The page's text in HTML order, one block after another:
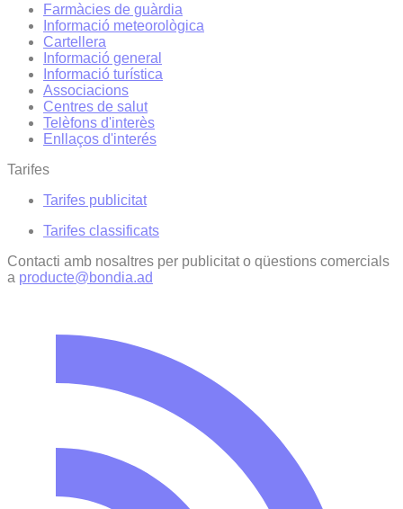
Farmàcies de guàrdia
Informació meteorològica
Cartellera
Informació general
Informació turística
Associacions
Centres de salut
Telèfons d'interès
Enllaços d'interés
Tarifes
Tarifes publicitat
Tarifes classificats
Contacti amb nosaltres per publicitat o qüestions comercials
a producte@bondia.ad